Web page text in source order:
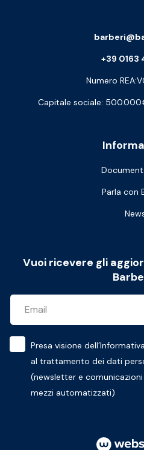
Parla con
+39 0163
Numero
Capitale sociale:
Vuoi ricevere gli
Presa visione dell’
al trattamento dei dati
(newsletter e
mezzi automatizzati)